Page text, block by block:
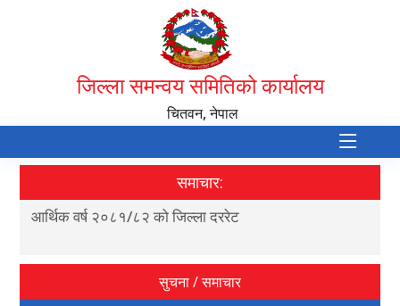
जिल्ला समन्वय समितिको कार्यालय
चितवन, नेपाल
समाचार:
आर्थिक वर्ष २०८१/८२ को जिल्ला दररेट
सुचना / समाचार